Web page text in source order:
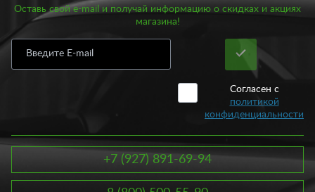
Оставь свой e-mail и получай информацию о скидках и акциях
магазина!
Согласен с
политикой
конфиденциальности
+7 (927) 891-69-94